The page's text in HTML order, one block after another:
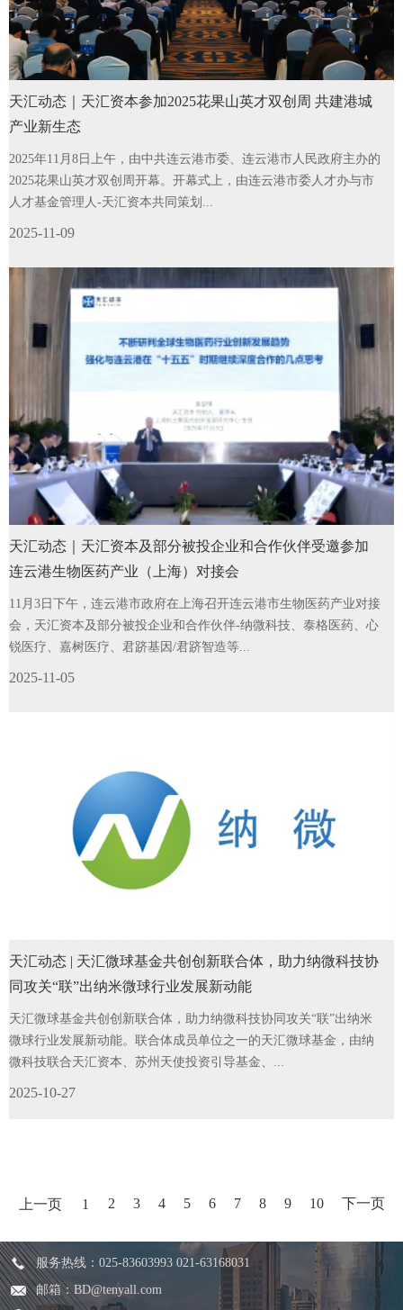
天汇动态｜天汇资本参加2025花果山英才双创周 共建港城
产业新生态
2025年11月8日上午，由中共连云港市委、连云港市人民政府主办的
2025花果山英才双创周开幕。开幕式上，由连云港市委人才办与市
人才基金管理人-天汇资本共同策划...
2025-11-09
天汇动态｜天汇资本及部分被投企业和合作伙伴受邀参加
连云港生物医药产业（上海）对接会
11月3日下午，连云港市政府在上海召开连云港市生物医药产业对接
会，天汇资本及部分被投企业和合作伙伴-纳微科技、泰格医药、心
锐医疗、嘉树医疗、君跻基因/君跻智造等...
2025-11-05
天汇动态 | 天汇微球基金共创创新联合体，助力纳微科技协
同攻关“联”出纳米微球行业发展新动能
天汇微球基金共创创新联合体，助力纳微科技协同攻关“联”出纳米
微球行业发展新动能。联合体成员单位之一的天汇微球基金，由纳
微科技联合天汇资本、苏州天使投资引导基金、...
2025-10-27
上一页 1 2 3 4 5 6 7 8 9 10 下一页
服务热线：025-83603993 021-63168031
邮箱：BD@tenyall.com